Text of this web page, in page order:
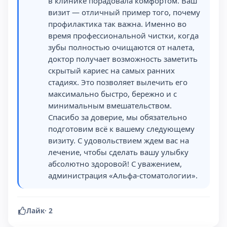
визит — отличный пример того, почему
профилактика так важна. Именно во
время профессиональной чистки, когда
зубы полностью очищаются от налета,
доктор получает возможность заметить
скрытый кариес на самых ранних
стадиях. Это позволяет вылечить его
максимально быстро, бережно и с
минимальным вмешательством.
Спасибо за доверие, мы обязательно
подготовим всё к вашему следующему
визиту. С удовольствием ждем вас на
лечение, чтобы сделать вашу улыбку
абсолютно здоровой! С уважением,
администрация «Альфа-стоматологии».
Лайк· 2